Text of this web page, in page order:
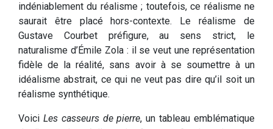
indéniablement du réalisme ; toutefois, ce réalisme ne
saurait être placé hors-contexte. Le réalisme de
Gustave Courbet préfigure, au sens strict, le
naturalisme d’Émile Zola : il se veut une représentation
fidèle de la réalité, sans avoir à se soumettre à un
idéalisme abstrait, ce qui ne veut pas dire qu’il soit un
réalisme synthétique.
Voici Les casseurs de pierre, un tableau emblématique